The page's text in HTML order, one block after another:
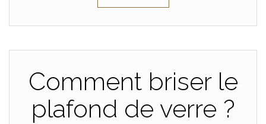
Comment briser le
plafond de verre ?